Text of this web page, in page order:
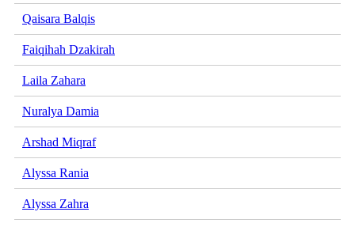
Qaisara Balqis
Faiqihah Dzakirah
Laila Zahara
Nuralya Damia
Arshad Miqraf
Alyssa Rania
Alyssa Zahra